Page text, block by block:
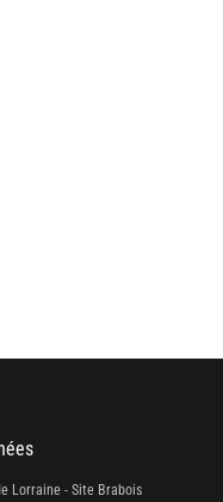
Lorraine - Site Brabois